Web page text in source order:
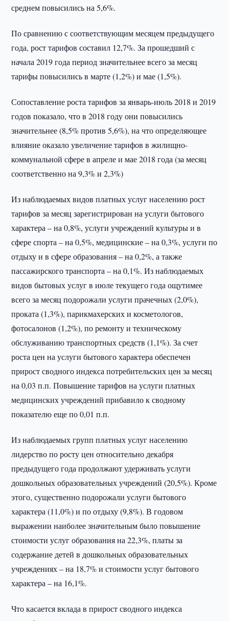
среднем повысились на 5,6%.
По сравнению с соответствующим месяцем предыдущего
года, рост тарифов составил 12,7%. За прошедший с
начала 2019 года период значительнее всего за месяц
тарифы повысились в марте (1,2%) и мае (1,5%).
Сопоставление роста тарифов за январь-июль 2018 и 2019
годов показало, что в 2018 году они повысились
значительнее (8,5% против 5,6%), на что определяющее
влияние оказало увеличение тарифов в жилищно-
коммунальной сфере в апреле и мае 2018 года (за месяц
соответственно на 9,3% и 2,3%)
Из наблюдаемых видов платных услуг населению рост
тарифов за месяц зарегистрирован на услуги бытового
характера – на 0,8%, услуги учреждений культуры и в
сфере спорта – на 0,5%, медицинские – на 0,3%, услуги по
отдыху и в сфере образования – на 0,2%, а также
пассажирского транспорта – на 0,1%. Из наблюдаемых
видов бытовых услуг в июле текущего года ощутимее
всего за месяц подорожали услуги прачечных (2,0%),
проката (1,3%), парикмахерских и косметологов,
фотосалонов (1,2%), по ремонту и техническому
обслуживанию транспортных средств (1,1%). За счет
роста цен на услуги бытового характера обеспечен
прирост сводного индекса потребительских цен за месяц
на 0,03 п.п. Повышение тарифов на услуги платных
медицинских учреждений прибавило к сводному
показателю еще по 0,01 п.п.
Из наблюдаемых групп платных услуг населению
лидерство по росту цен относительно декабря
предыдущего года продолжают удерживать услуги
дошкольных образовательных учреждений (20,5%). Кроме
этого, существенно подорожали услуги бытового
характера (11,0%) и по отдыху (9,8%). В годовом
выражении наиболее значительным было повышение
стоимости услуг образования на 22,3%, платы за
содержание детей в дошкольных образовательных
учреждениях – на 18,7% и стоимости услуг бытового
характера – на 16,1%.
Что касается вклада в прирост сводного индекса